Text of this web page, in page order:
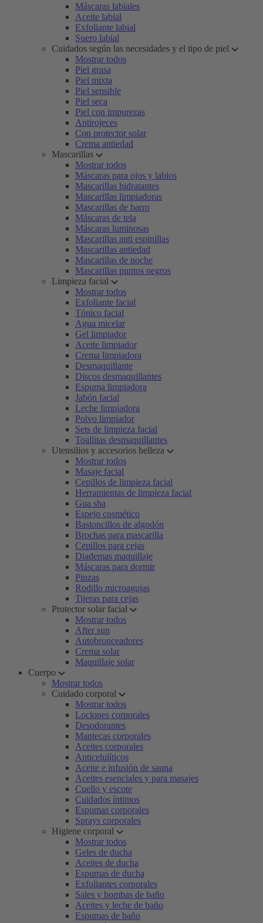
Máscaras labiales
Aceite labial
Exfoliante labial
Suero labial
Cuidados según las necesidades y el tipo de piel
Mostrar todos
Piel grasa
Piel mixta
Piel sensible
Piel seca
Piel con impurezas
Antirojeces
Con protector solar
Crema antiedad
Mascarillas
Mostrar todos
Máscaras para ojos y labios
Mascarillas hidratantes
Mascarillas limpiadoras
Mascarillas de barro
Máscaras de tela
Máscaras luminosas
Mascarillas anti espinillas
Mascarillas antiedad
Mascarillas de noche
Mascarillas puntos negros
Limpieza facial
Mostrar todos
Exfoliante facial
Tónico facial
Agua micelar
Gel limpiador
Aceite limpiador
Crema limpiadora
Desmaquillante
Discos desmaquillantes
Espuma limpiadora
Jabón facial
Leche limpiadora
Polvo limpiador
Sets de limpieza facial
Toallitas desmaquillantes
Utensilios y accesorios belleza
Mostrar todos
Masaje facial
Cepillos de limpieza facial
Herramientas de limpieza facial
Gua sha
Espejo cosmético
Bastoncillos de algodón
Brochas para mascarilla
Cepillos para cejas
Diademas maquillaje
Máscaras para dormir
Pinzas
Rodillo microagujas
Tijeras para cejas
Protector solar facial
Mostrar todos
After sun
Autobronceadores
Crema solar
Maquillaje solar
Cuerpo
Mostrar todos
Cuidado corporal
Mostrar todos
Lociones corporales
Desodorantes
Mantecas corporales
Aceites corporales
Anticelulíticos
Aceite e infusión de sauna
Aceites esenciales y para masajes
Cuello y escote
Cuidados íntimos
Espumas corporales
Sprays corporales
Higiene corporal
Mostrar todos
Geles de ducha
Aceites de ducha
Espumas de ducha
Exfoliantes corporales
Sales y bombas de baño
Aceites y leche de baño
Espumas de baño